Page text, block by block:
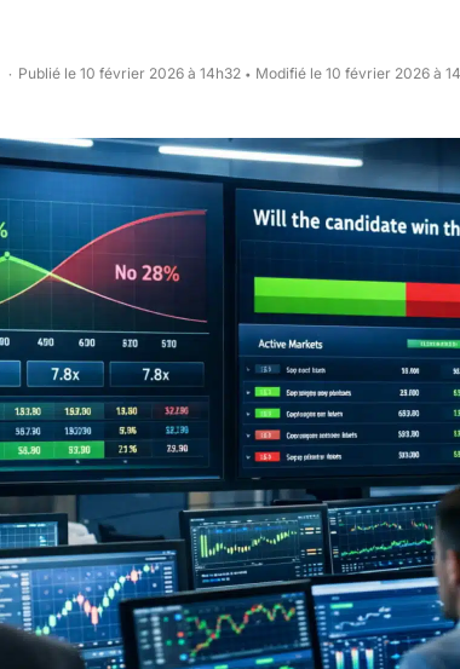
Publié le 10 février 2026 à 14h32 • Modifié le 10 février 2026 à